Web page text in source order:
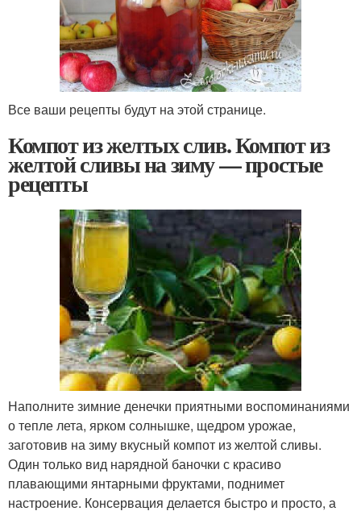
Все ваши рецепты будут на этой странице.
Компот из желтых слив. Компот из
желтой сливы на зиму — простые
рецепты
Наполните зимние денечки приятными воспоминаниями
о тепле лета, ярком солнышке, щедром урожае,
заготовив на зиму вкусный компот из желтой сливы.
Один только вид нарядной баночки с красиво
плавающими янтарными фруктами, поднимет
настроение. Консервация делается быстро и просто, а